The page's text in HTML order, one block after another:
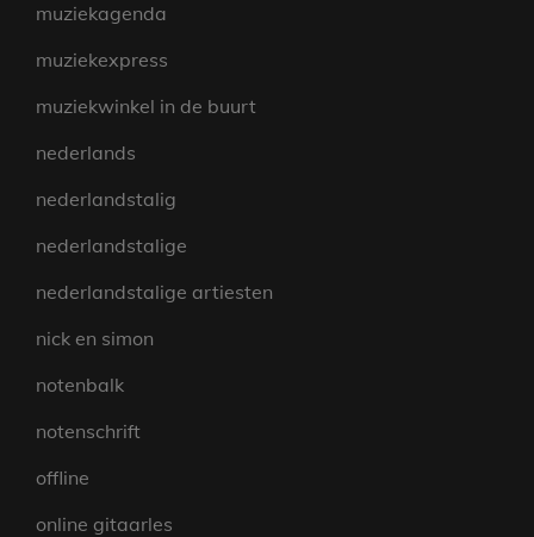
muziekagenda
muziekexpress
muziekwinkel in de buurt
nederlands
nederlandstalig
nederlandstalige
nederlandstalige artiesten
nick en simon
notenbalk
notenschrift
offline
online gitaarles